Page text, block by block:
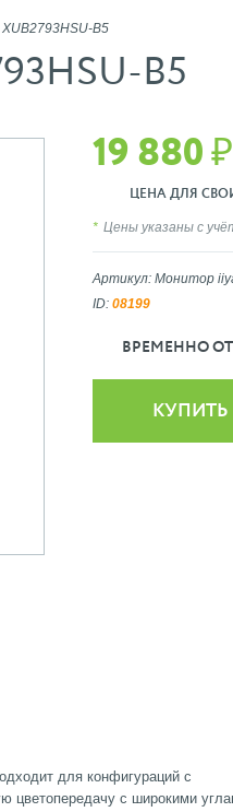
B5
B5
19 880 ₽
ЦЕНА ДЛЯ
Цены указаны с
Артикул: Монитор
ID: 08199
ВРЕМЕННО
КУПИТЬ
для конфигураций с
цветопередачу с широкими